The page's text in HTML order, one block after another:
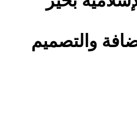
والتصميم